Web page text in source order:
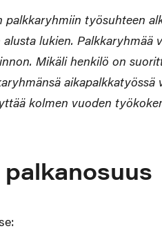
työsuhteen
lukien. Palkkaryhmää
Mikäli henkilö on
kolmen vuoden
palkanosuus